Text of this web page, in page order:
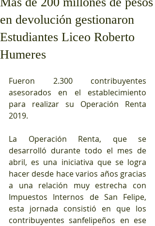
en devolución gestionaron
Estudiantes Liceo Roberto
Humeres
Fueron 2.300 contribuyentes
asesorados en el establecimiento
para realizar su Operación Renta
2019.
La Operación Renta, que se
desarrolló durante todo el mes de
abril, es una iniciativa que se logra
hacer desde hace varios años gracias
a una relación muy estrecha con
Impuestos Internos de San Felipe,
esta jornada consistió en que los
contribuyentes sanfelipeños en ese